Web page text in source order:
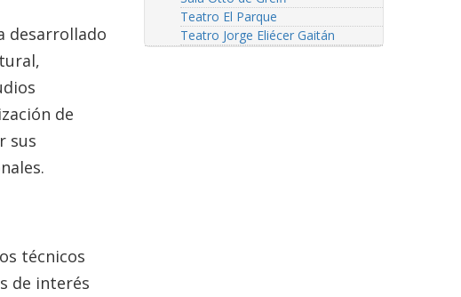
desarrollado
de
sus
técnicos
de interés
Teatro El Parque
Teatro Jorge Eliécer Gaitán